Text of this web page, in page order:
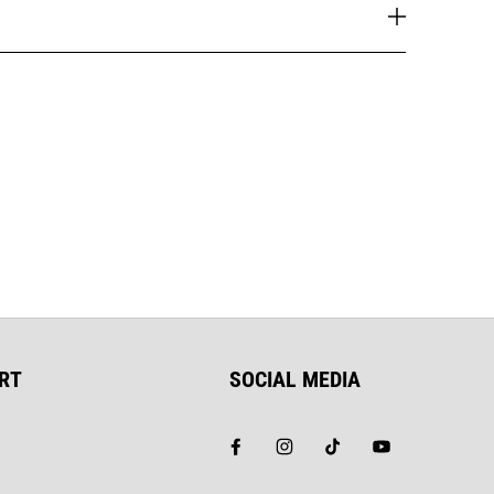
SOCIAL MEDIA